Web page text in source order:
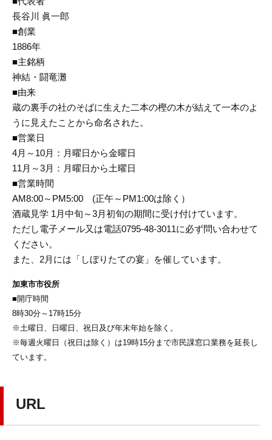
長谷川 眞一郎
■創業
1886年
■主銘柄
神結・闘竜灘
■由来
蔵の裏手の社のそばに生えた二本の樫の木が結えて一本のよ
うに見えたことから命名された。
■営業日
4月～10月：月曜日から金曜日
11月～3月：月曜日から土曜日
■営業時間
AM8:00～PM5:00 (正午～PM1:00は除く）
酒蔵見学 1月中旬～3月初旬の期間に受け付けています。
ただし電子メール又は電話0795-48-3011に必ず問い合わせて
ください。
また、2月には「しぼりたての宴」を催しています。
加東市市役所
■開庁時間
8時30分～17時15分
※土曜日、日曜日、祝日及び年末年始を除く。
※毎週火曜日（祝日は除く）は19時15分まで市民課窓口業務を延長し
ています。
URL